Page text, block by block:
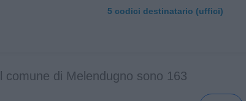
5 codici destinatario (uffici)
comune di Melendugno sono 163